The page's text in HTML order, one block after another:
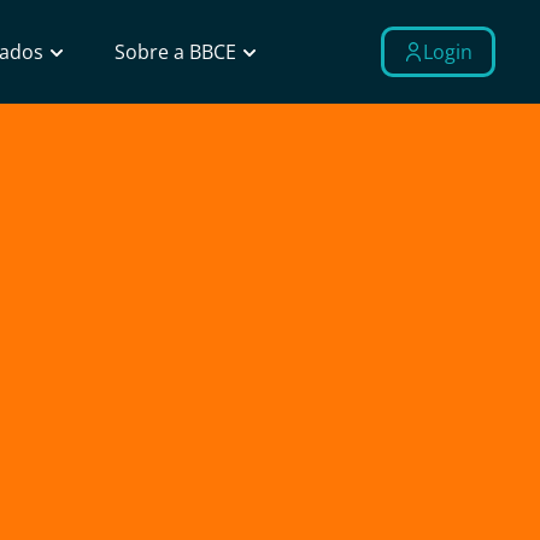
Sobre a BBCE Login